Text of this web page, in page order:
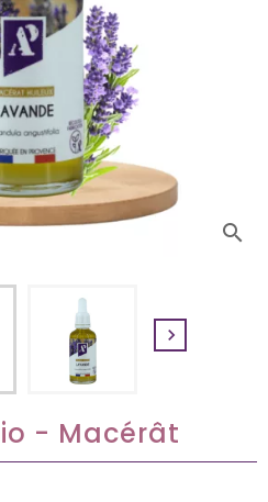
search

- Macérât